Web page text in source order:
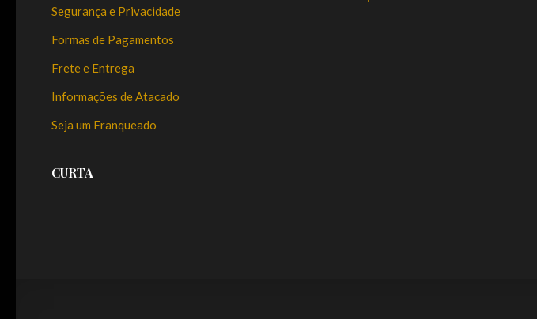
Segurança e Privacidade
Formas de Pagamentos
Frete e Entrega
Informações de Atacado
Seja um Franqueado
CURTA